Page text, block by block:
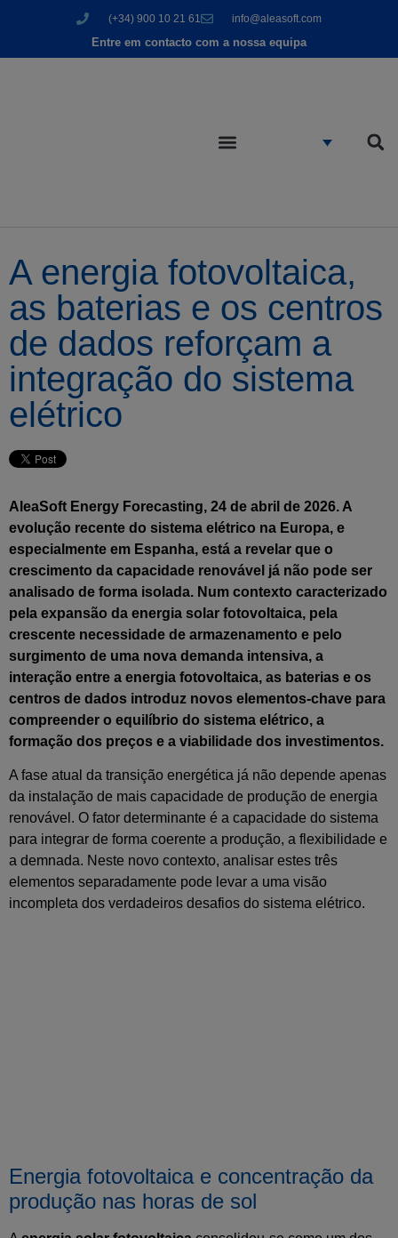
(+34) 900 10 21 61 info@aleasoft.com
Entre em contacto com a nossa equipa
A energia fotovoltaica,
as baterias e os centros
de dados reforçam a
integração do sistema
elétrico
AleaSoft Energy Forecasting, 24 de abril de 2026. A
evolução recente do sistema elétrico na Europa, e
especialmente em Espanha, está a revelar que o
crescimento da capacidade renovável já não pode ser
analisado de forma isolada. Num contexto caracterizado
pela expansão da energia solar fotovoltaica, pela
crescente necessidade de armazenamento e pelo
surgimento de uma nova demanda intensiva, a
interação entre a energia fotovoltaica, as baterias e os
centros de dados introduz novos elementos-chave para
compreender o equilíbrio do sistema elétrico, a
formação dos preços e a viabilidade dos investimentos.
A fase atual da transição energética já não depende apenas
da instalação de mais capacidade de produção de energia
renovável. O fator determinante é a capacidade do sistema
para integrar de forma coerente a produção, a flexibilidade e
a demnada. Neste novo contexto, analisar estes três
elementos separadamente pode levar a uma visão
incompleta dos verdadeiros desafios do sistema elétrico.
Energia fotovoltaica e concentração da
produção nas horas de sol